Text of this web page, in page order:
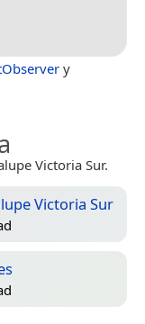
y
Victoria Sur.
Victoria Sur